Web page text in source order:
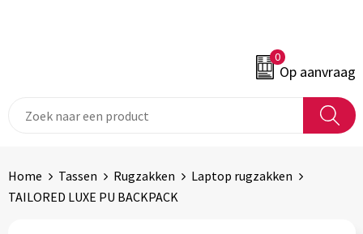
0
Op aanvraag
Home Tassen Rugzakken
Laptop rugzakken
TAILORED LUXE PU BACKPACK